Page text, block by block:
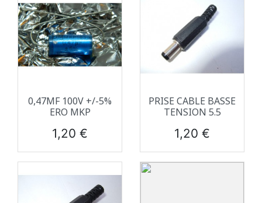
0,47ΜF 100V +/-5%
ERO MKP
Prix
1,20 €
PRISE CABLE BASSE
TENSION 5.5
Prix
1,20 €